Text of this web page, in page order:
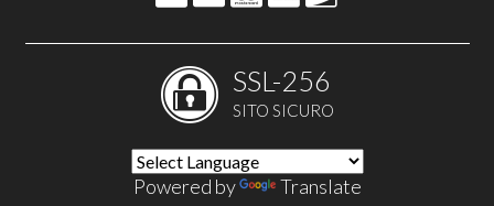
SSL-256
SITO SICURO
Powered by Translate